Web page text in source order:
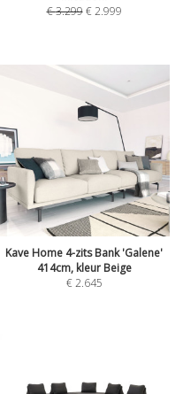
€3.299 €2.999
Kave Home 4-zits Bank 'Galene'
414cm, kleur Beige
€2.645